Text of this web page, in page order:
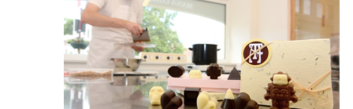
Márnice u kostel svatého Jana
Nepomuckého ve Starých Křečanech
Kostel svatého Jana Nepomuckého ve
Starých Křečanech
Kostel svatého Václava v Srbské Kamenici